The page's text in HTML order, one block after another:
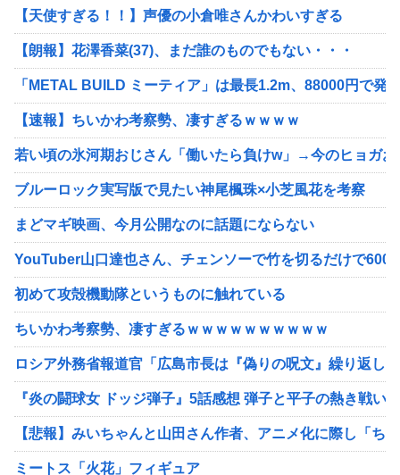
【天使すぎる！！】声優の小倉唯さんかわいすぎる
【朗報】花澤香菜(37)、まだ誰のものでもない・・・
「METAL BUILD ミーティア」は最長1.2m、88000円で発
【速報】ちいかわ考察勢、凄すぎるｗｗｗｗ
若い頃の氷河期おじさん「働いたら負けw」→今のヒョガ
ブルーロック実写版で見たい神尾楓珠×小芝風花を考察
まどマギ映画、今月公開なのに話題にならない
YouTuber山口達也さん、チェンソーで竹を切るだけで600
初めて攻殻機動隊というものに触れている
ちいかわ考察勢、凄すぎるｗｗｗｗｗｗｗｗｗｗ
ロシア外務省報道官「広島市長は『偽りの呪文』繰り返し
『炎の闘球女 ドッジ弾子』5話感想 弾子と平子の熱き戦い
【悲報】みいちゃんと山田さん作者、アニメ化に際し「ち
ミートス「火花」フィギュア